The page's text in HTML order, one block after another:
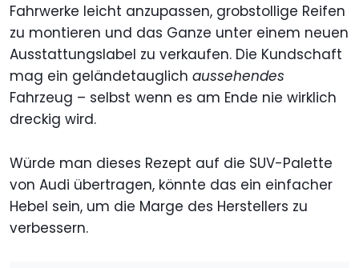
Fahrwerke leicht anzupassen, grobstollige Reifen
zu montieren und das Ganze unter einem neuen
Ausstattungslabel zu verkaufen. Die Kundschaft
mag ein geländetauglich aussehendes
Fahrzeug – selbst wenn es am Ende nie wirklich
dreckig wird.
Würde man dieses Rezept auf die SUV-Palette
von Audi übertragen, könnte das ein einfacher
Hebel sein, um die Marge des Herstellers zu
verbessern.